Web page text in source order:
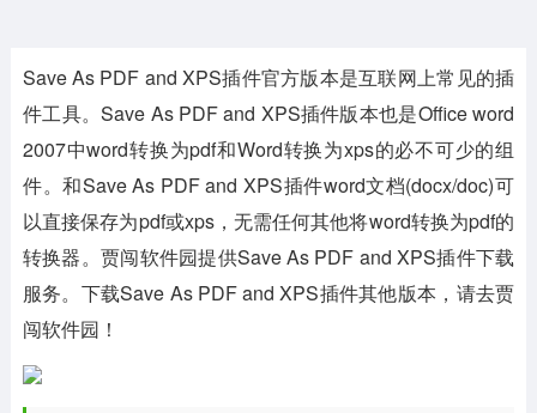
系统工具 其它应用
Save As PDF and XPS插件官方版本是互联网上常见的插
件工具。Save As PDF and XPS插件版本也是Office word
2007中word转换为pdf和Word转换为xps的必不可少的组
件。和Save As PDF and XPS插件word文档(docx/doc)可
以直接保存为pdf或xps，无需任何其他将word转换为pdf的
转换器。贾闯软件园提供Save As PDF and XPS插件下载
服务。下载Save As PDF and XPS插件其他版本，请去贾
闯软件园！